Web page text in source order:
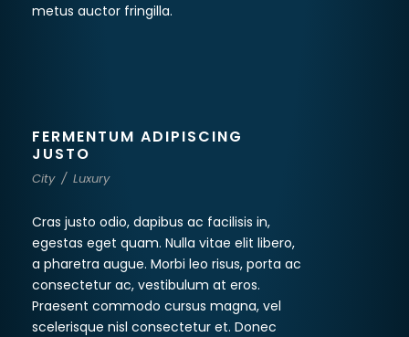
metus auctor fringilla.
FERMENTUM ADIPISCING
JUSTO
City / Luxury
Cras justo odio, dapibus ac facilisis in,
egestas eget quam. Nulla vitae elit libero,
a pharetra augue. Morbi leo risus, porta ac
consectetur ac, vestibulum at eros.
Praesent commodo cursus magna, vel
scelerisque nisl consectetur et. Donec